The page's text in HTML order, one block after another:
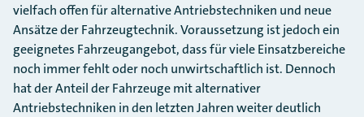
vielfach offen für alternative Antriebstechniken und neue
Ansätze der Fahrzeugtechnik. Voraussetzung ist jedoch ein
geeignetes Fahrzeugangebot, dass für viele Einsatzbereiche
noch immer fehlt oder noch unwirtschaftlich ist. Dennoch
hat der Anteil der Fahrzeuge mit alternativer
Antriebstechniken in den letzten Jahren weiter deutlich